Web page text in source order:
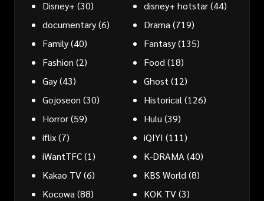
Disney+ (30) disney+ hotstar(44)
documentary(6) Drama(719)
Family(40) Fantasy(135)
Fashion (2) Food(18)
Gay(43) Ghost(12)
Gojoseon (30) Historical(126)
Horror(59) Hulu(39)
iflix(7) iQIYI (111)
iWantTFC(1) K-DRAMA(40)
Kakao TV(6) KBS World(8)
Kocowa(88) KOK TV(3)